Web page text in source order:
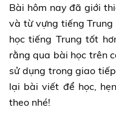
Bài hôm nay đã giới
và từ vựng tiếng
học tiếng Trung tốt
rằng qua bài học trên
sử dụng trong giao
lại bài viết để học,
theo nhé!